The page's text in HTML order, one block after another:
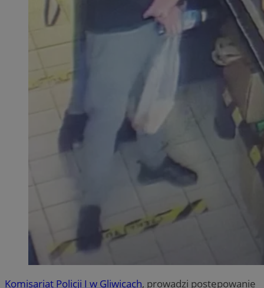
Komisariat Policji I w Gliwicach, prowadzi postępowanie